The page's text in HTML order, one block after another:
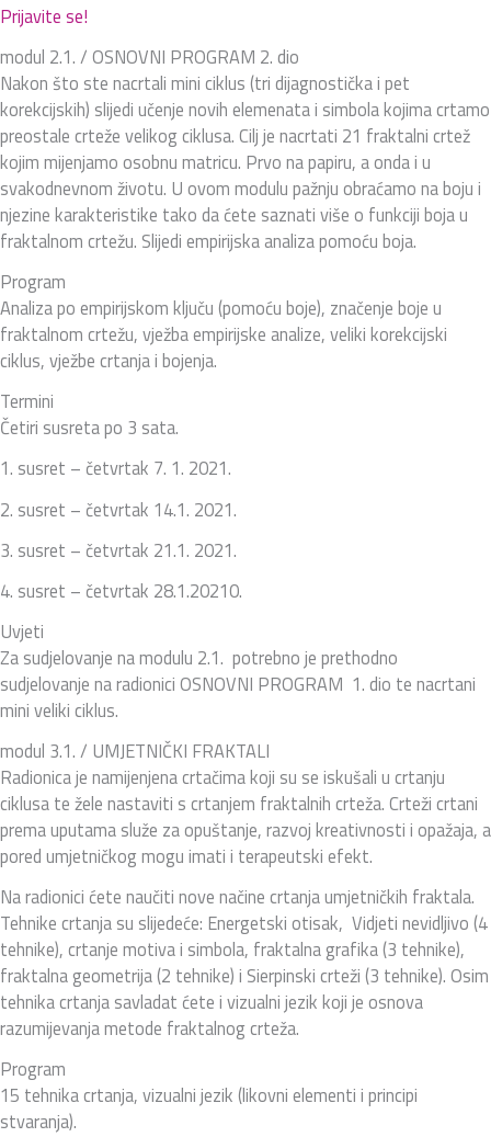
Prijavite se!
modul 2.1. / OSNOVNI PROGRAM 2. dio
Nakon što ste nacrtali mini ciklus (tri dijagnostička i pet
korekcijskih) slijedi učenje novih elemenata i simbola kojima crtamo
preostale crteže velikog ciklusa. Cilj je nacrtati 21 fraktalni crtež
kojim mijenjamo osobnu matricu. Prvo na papiru, a onda i u
svakodnevnom životu. U ovom modulu pažnju obraćamo na boju i
njezine karakteristike tako da ćete saznati više o funkciji boja u
fraktalnom crtežu. Slijedi empirijska analiza pomoću boja.
Program
Analiza po empirijskom ključu (pomoću boje), značenje boje u
fraktalnom crtežu, vježba empirijske analize, veliki korekcijski
ciklus, vježbe crtanja i bojenja.
Termini
Četiri susreta po 3 sata.
1. susret – četvrtak 7. 1. 2021.
2. susret – četvrtak 14.1. 2021.
3. susret – četvrtak 21.1. 2021.
4. susret – četvrtak 28.1.20210.
Uvjeti
Za sudjelovanje na modulu 2.1. potrebno je prethodno
sudjelovanje na radionici OSNOVNI PROGRAM 1. dio te nacrtani
mini veliki ciklus.
modul 3.1. / UMJETNIČKI FRAKTALI
Radionica je namijenjena crtačima koji su se iskušali u crtanju
ciklusa te žele nastaviti s crtanjem fraktalnih crteža. Crteži crtani
prema uputama služe za opuštanje, razvoj kreativnosti i opažaja, a
pored umjetničkog mogu imati i terapeutski efekt.
Na radionici ćete naučiti nove načine crtanja umjetničkih fraktala.
Tehnike crtanja su slijedeće: Energetski otisak, Vidjeti nevidljivo (4
tehnike), crtanje motiva i simbola, fraktalna grafika (3 tehnike),
fraktalna geometrija (2 tehnike) i Sierpinski crteži (3 tehnike). Osim
tehnika crtanja savladat ćete i vizualni jezik koji je osnova
razumijevanja metode fraktalnog crteža.
Program
15 tehnika crtanja, vizualni jezik (likovni elementi i principi
stvaranja).